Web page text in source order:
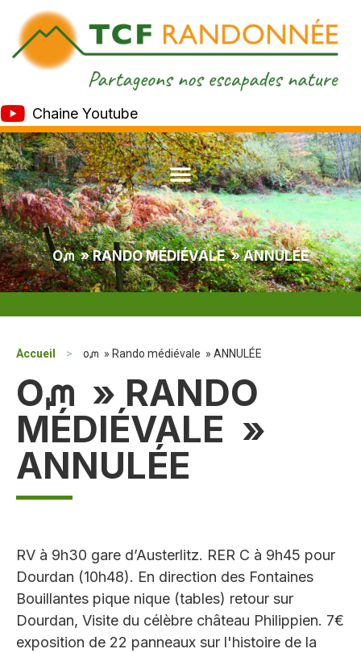
Chaine Youtube
Oᘻ » RANDO MÉDIÉVALE » ANNULÉE
Accueil > oᘻ » Rando médiévale » ANNULÉE
Oᘻ » RANDO
MÉDIÉVALE »
ANNULÉE
RV à 9h30 gare d’Austerlitz. RER C à 9h45 pour
Dourdan (10h48). En direction des Fontaines
Bouillantes pique nique (tables) retour sur
Dourdan, Visite du célèbre château Philippien. 7€
exposition de 22 panneaux sur l'histoire de la